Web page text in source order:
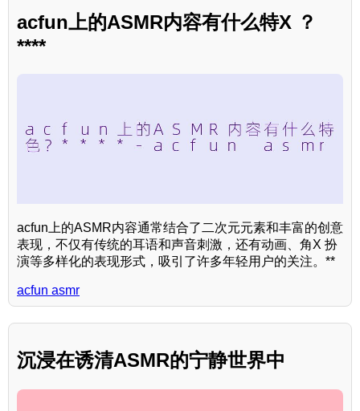
acfun上的ASMR内容有什么特X ？
****
acfun上的ASMR内容通常结合了二次元元素和丰富的创意
表现，不仅有传统的耳语和声音刺激，还有动画、角X 扮
演等多样化的表现形式，吸引了许多年轻用户的关注。**
acfun asmr
沉浸在诱清ASMR的宁静世界中